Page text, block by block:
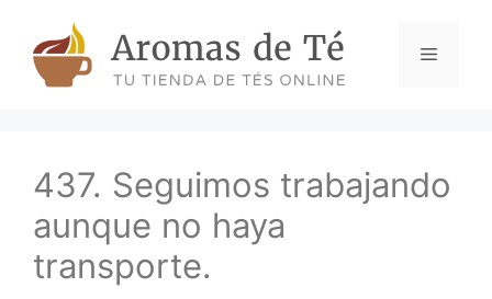
content
Menu
437. Seguimos trabajando
aunque no haya
transporte.